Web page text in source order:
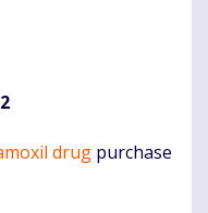
drug purchase